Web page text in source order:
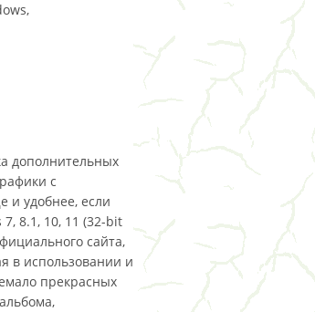
дополнительных
с
и удобнее, если
8.1, 10, 11 (32-bit
сайта,
в использовании и
прекрасных